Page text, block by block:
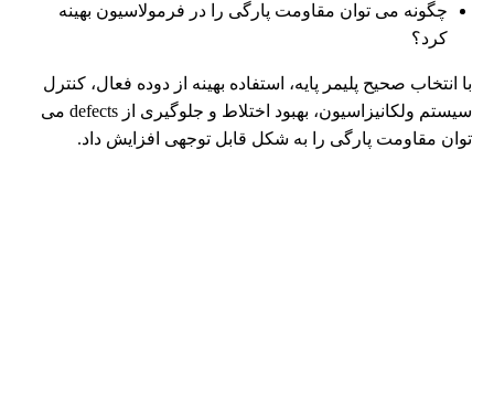
چگونه می توان مقاومت پارگی را در فرمولاسیون بهینه
کرد؟
با انتخاب صحیح پلیمر پایه، استفاده بهینه از دوده فعال، کنترل
سیستم ولکانیزاسیون، بهبود اختلاط و جلوگیری از defects می
توان مقاومت پارگی را به شکل قابل توجهی افزایش داد.